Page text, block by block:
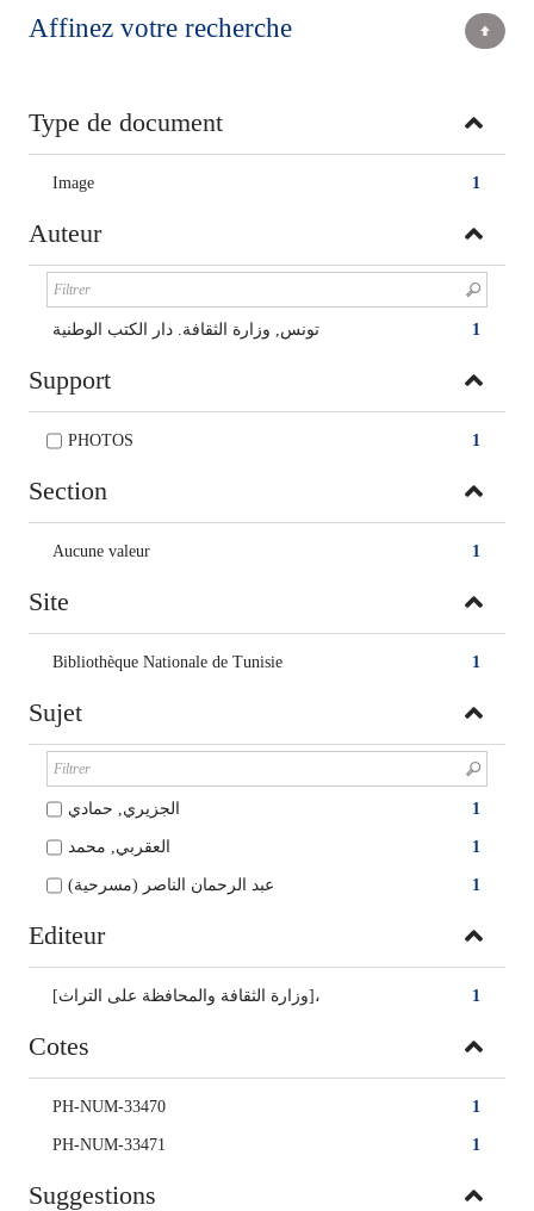
Affinez votre recherche
Type de document
1
Image
Auteur
1 تونس, وزارة الثقافة. دار الكتب الوطنية
Support
1
PHOTOS
Section
1
Aucune valeur
Site
1
Bibliothèque Nationale de Tunisie
Sujet
1 الجزيري, حمادي
1 العقربي, محمد
1 عبد الرحمان الناصر (مسرحية)
Editeur
1 [وزارة الثقافة والمحافظة على التراث]،
Cotes
1
PH-NUM-33470
1
PH-NUM-33471
Suggestions